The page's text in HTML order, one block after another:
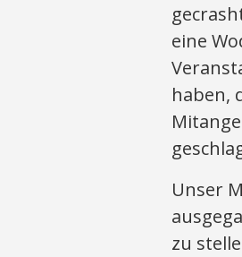
eine
haben,
Unser
zu